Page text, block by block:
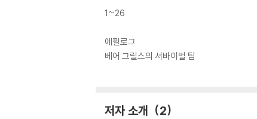
1~26
에필로그
베어 그릴스의 서바이벌 팁
저자 소개 2